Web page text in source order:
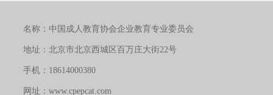
理论自信、制度自信，其本质是建立在5000多年文明传承基础
上的文化自信。并强调：在5000多年文明发展中孕育的中华优
秀传统文化
名称： 中国成人教育协会企业教育专业委员会
地址： 北京市北京西城区百万庄大街22号
手机： 18614000380
网址： www.cpepcat.com